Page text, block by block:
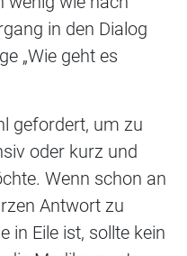
in den Dialog
„Wie geht es
gefordert, um zu
oder kurz und
Wenn schon an
Antwort zu
in Eile ist, sollte kein